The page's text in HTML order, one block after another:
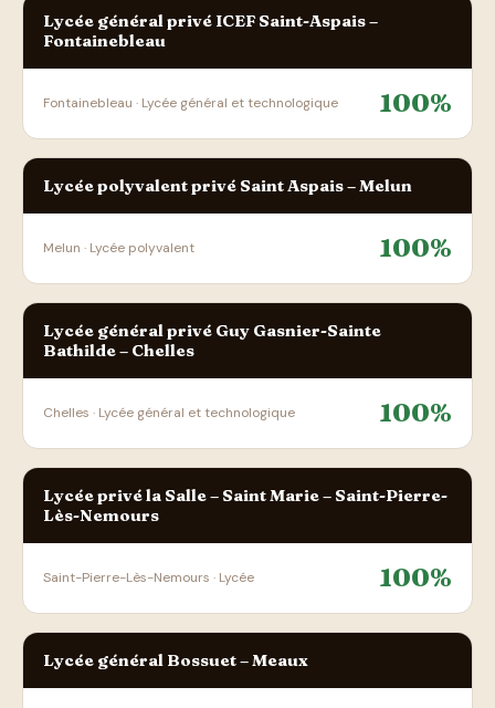
Lycée général privé ICEF Saint-Aspais –
Fontainebleau
Fontainebleau · Lycée général et technologique 100%
Lycée polyvalent privé Saint Aspais – Melun
Melun · Lycée polyvalent 100%
Lycée général privé Guy Gasnier-Sainte
Bathilde – Chelles
Chelles · Lycée général et technologique 100%
Lycée privé la Salle – Saint Marie – Saint-Pierre-
Lès-Nemours
Saint-Pierre-Lès-Nemours · Lycée 100%
Lycée général Bossuet – Meaux